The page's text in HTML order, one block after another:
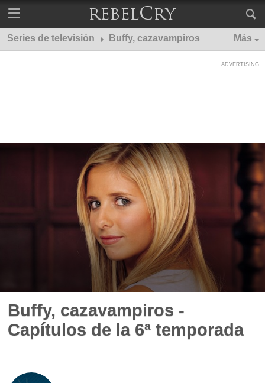
Series de televisión Buffy, cazavampiros Más
Buffy, cazavampiros -
Capítulos de la 6ª temporada